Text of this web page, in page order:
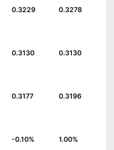
0.3229 0.3278
0.3130 0.3130
0.3177 0.3196
-0.10% 1.00%